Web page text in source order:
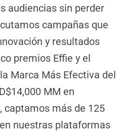
audiencias sin perder
campañas que
y resultados
premios Effie y el
Marca Más Efectiva del
MM en
captamos más de 125
nuestras plataformas